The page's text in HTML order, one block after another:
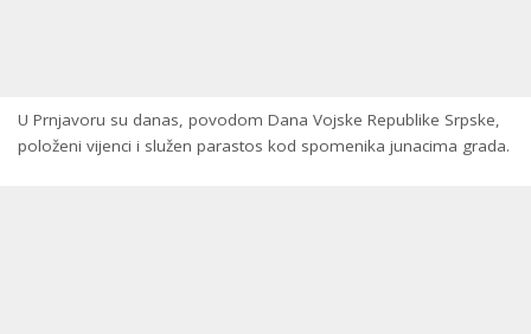
U Prnjavoru su danas, povodom Dana Vojske Republike Srpske,
položeni vijenci i služen parastos kod spomenika junacima grada.